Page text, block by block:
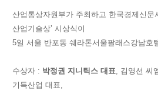
산업통상자원부가 주최하고 한국경제신문
산업기술상’ 시상식이
5일 서울 반포동 쉐라톤서울팔래스강남호
수상자 : 박정권 지니틱스 대표, 김영선 씨
기득산업 대표,